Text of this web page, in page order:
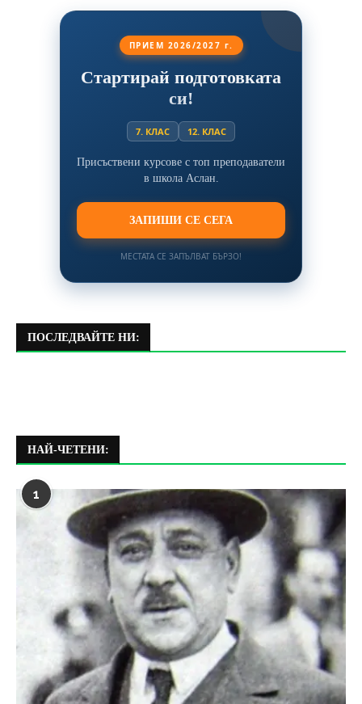
ПРИЕМ 2026/2027 г.
Стартирай подготовката
си!
7. КЛАС 12. КЛАС
Присъствени курсове с топ преподаватели
в школа Аслан.
ЗАПИШИ СЕ СЕГА
МЕСТАТА СЕ ЗАПЪЛВАТ БЪРЗО!
ПОСЛЕДВАЙТЕ НИ:
НАЙ-ЧЕТЕНИ:
1